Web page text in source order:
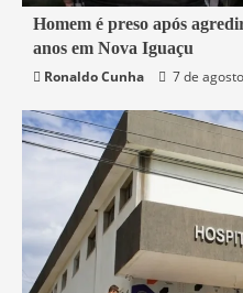
2 min read
Nova Iguaçu
Segurança
Homem é preso após
anos em Nova Iguaçu
Ronaldo Cunha
7 de